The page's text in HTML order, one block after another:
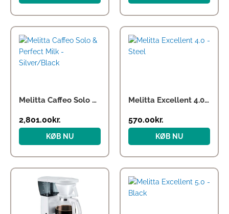
Melitta Caffeo Solo & Perfect Milk – Silver/Black
2,801.00 kr.
KØB NU
Melitta Excellent 4.0 – Steel
570.00 kr.
KØB NU